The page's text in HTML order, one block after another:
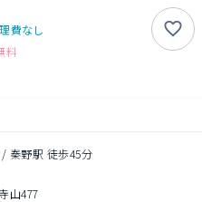
費なし
料
秦野駅 徒歩45分
山477